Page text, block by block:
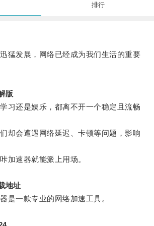
排行
发展，网络已经成为我们生活的重要
版
还是娱乐，都离不开一个稳定且流畅
会遭遇网络延迟、卡顿等问题，影响
速器就能派上用场。
地址
一款专业的网络加速工具。